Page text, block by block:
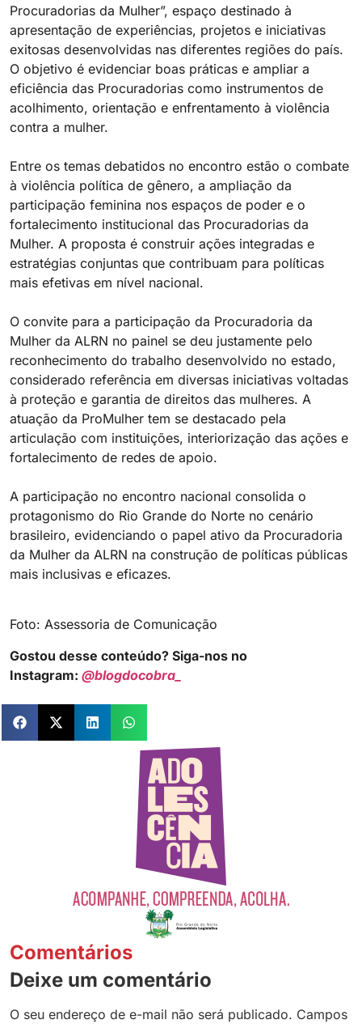
Procuradorias da Mulher”, espaço destinado à
apresentação de experiências, projetos e iniciativas
exitosas desenvolvidas nas diferentes regiões do país.
O objetivo é evidenciar boas práticas e ampliar a
eficiência das Procuradorias como instrumentos de
acolhimento, orientação e enfrentamento à violência
contra a mulher.
Entre os temas debatidos no encontro estão o combate
à violência política de gênero, a ampliação da
participação feminina nos espaços de poder e o
fortalecimento institucional das Procuradorias da
Mulher. A proposta é construir ações integradas e
estratégias conjuntas que contribuam para políticas
mais efetivas em nível nacional.
O convite para a participação da Procuradoria da
Mulher da ALRN no painel se deu justamente pelo
reconhecimento do trabalho desenvolvido no estado,
considerado referência em diversas iniciativas voltadas
à proteção e garantia de direitos das mulheres. A
atuação da ProMulher tem se destacado pela
articulação com instituições, interiorização das ações e
fortalecimento de redes de apoio.
A participação no encontro nacional consolida o
protagonismo do Rio Grande do Norte no cenário
brasileiro, evidenciando o papel ativo da Procuradoria
da Mulher da ALRN na construção de políticas públicas
mais inclusivas e eficazes.
Foto: Assessoria de Comunicação
Gostou desse conteúdo? Siga-nos no
Instagram: @blogdocobra_
Comentários
Deixe um comentário
O seu endereço de e-mail não será publicado. Campos